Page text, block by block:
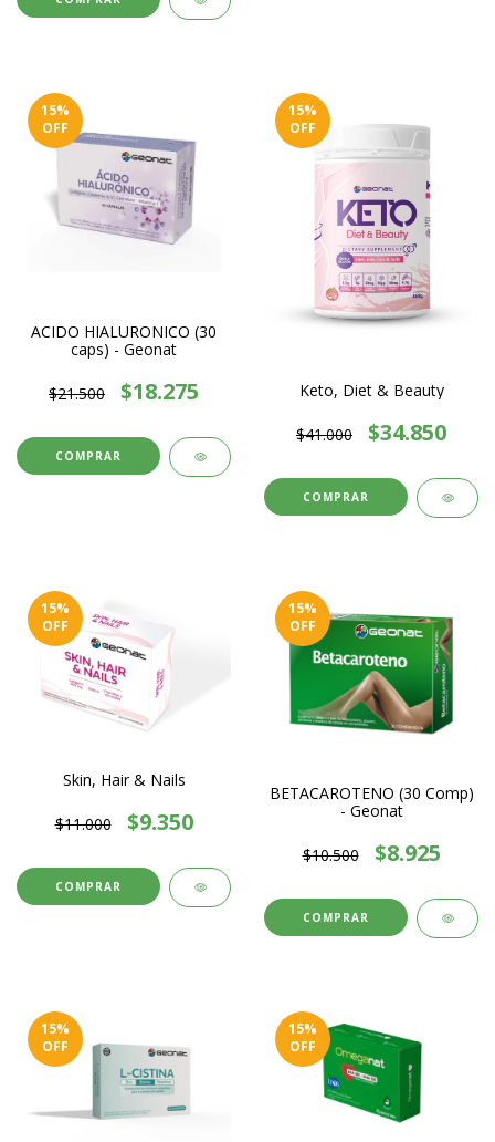
15%
OFF
ACIDO HIALURONICO (30
caps) - Geonat
$21.500 $18.275
15%
OFF
Keto, Diet & Beauty
$41.000 $34.850
15%
OFF
Skin, Hair & Nails
$11.000 $9.350
15%
OFF
BETACAROTENO (30 Comp)
- Geonat
$10.500 $8.925
15%
OFF
15%
OFF